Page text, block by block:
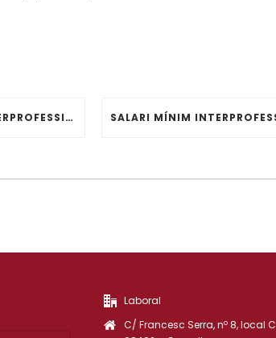
SALARI MÍNIM INTERPROFESSIONAL 2025
Laboral
C/ Francesc Serra, nº 8, local C